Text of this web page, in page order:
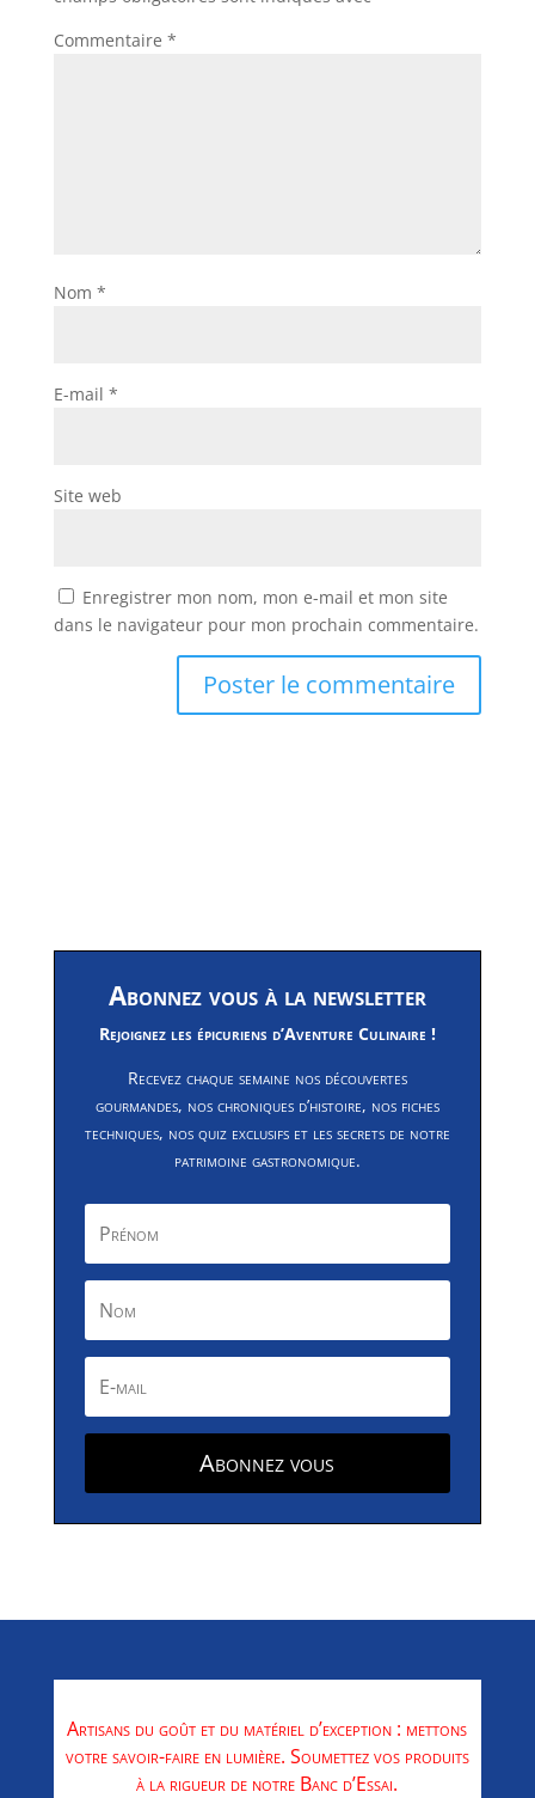
Commentaire *
Nom *
E-mail *
Site web
Enregistrer mon nom, mon e-mail et mon site
dans le navigateur pour mon prochain commentaire.
Abonnez vous à la newsletter
Rejoignez les épicuriens d’Aventure Culinaire !
Recevez chaque semaine nos découvertes
gourmandes, nos chroniques d’histoire, nos fiches
techniques, nos quiz exclusifs et les secrets de notre
patrimoine gastronomique.
Abonnez vous
Artisans du goût et du matériel d’exception : mettons
votre savoir-faire en lumière. Soumettez vos produits
à la rigueur de notre Banc d’Essai.